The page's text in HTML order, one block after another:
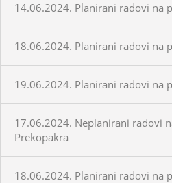
14.06.2024. Planirani radovi na
18.06.2024. Planirani radovi na
19.06.2024. Planirani radovi na
17.06.2024. Neplanirani radovi
Prekopakra
18.06.2024. Planirani radovi na